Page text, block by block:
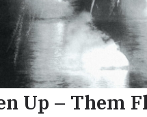
Up – Them